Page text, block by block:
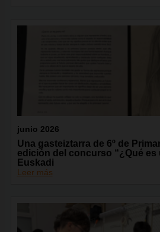
junio 2026
Una gasteiztarra de 6º de
edición del concurso “¿Qué es
Euskadi
Leer más